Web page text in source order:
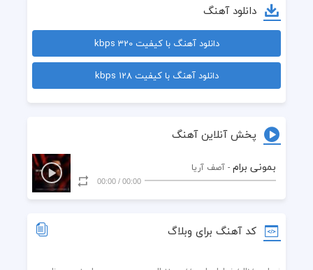
دانلود آهنگ
دانلود آهنگ با کیفیت 320 kbps
دانلود آهنگ با کیفیت 128 kbps
پخش آنلاین آهنگ
بمونی برام - آصف آریا
00:00
/
00:00
کد آهنگ برای وبلاگ